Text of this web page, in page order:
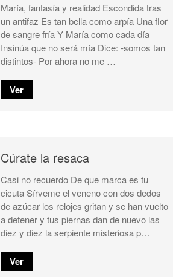
María, fantasía y realidad Escondida tras
un antifaz Es tan bella como arpía Una flor
de sangre fría Y María como cada día
Insinúa que no será mía Dice: -somos tan
distintos- Por ahora no me …
Ver
Cúrate la resaca
Casi no recuerdo De que marca es tu
cicuta Sírveme el veneno con dos dedos
de azúcar los relojes gritan y se han vuelto
a detener y tus piernas dan de nuevo las
diez y diez la serpiente misteriosa p…
Ver